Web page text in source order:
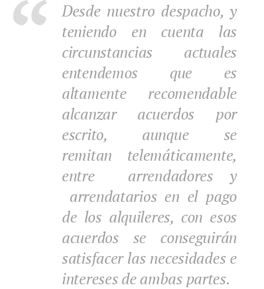
Desde nuestro despacho, y
teniendo en cuenta las
circunstancias actuales
entendemos que es
altamente recomendable
alcanzar acuerdos por
escrito, aunque se
remitan telemáticamente,
entre arrendadores y
arrendatarios en el pago
de los alquileres, con esos
acuerdos se conseguirán
satisfacer las necesidades e
intereses de ambas partes.